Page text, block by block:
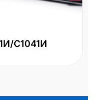
С1041И